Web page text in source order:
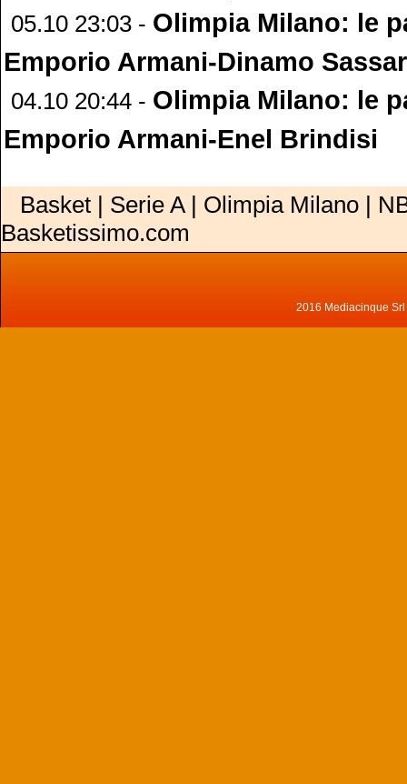
05.10 23:03 - Olimpia Milano: le
Emporio Armani-Dinamo
04.10 20:44 - Olimpia Milano: le
Emporio Armani-Enel Brindisi
Basket | Serie A | Olimpia Milano |
Basketissimo.com
2016 Mediacinque Srl